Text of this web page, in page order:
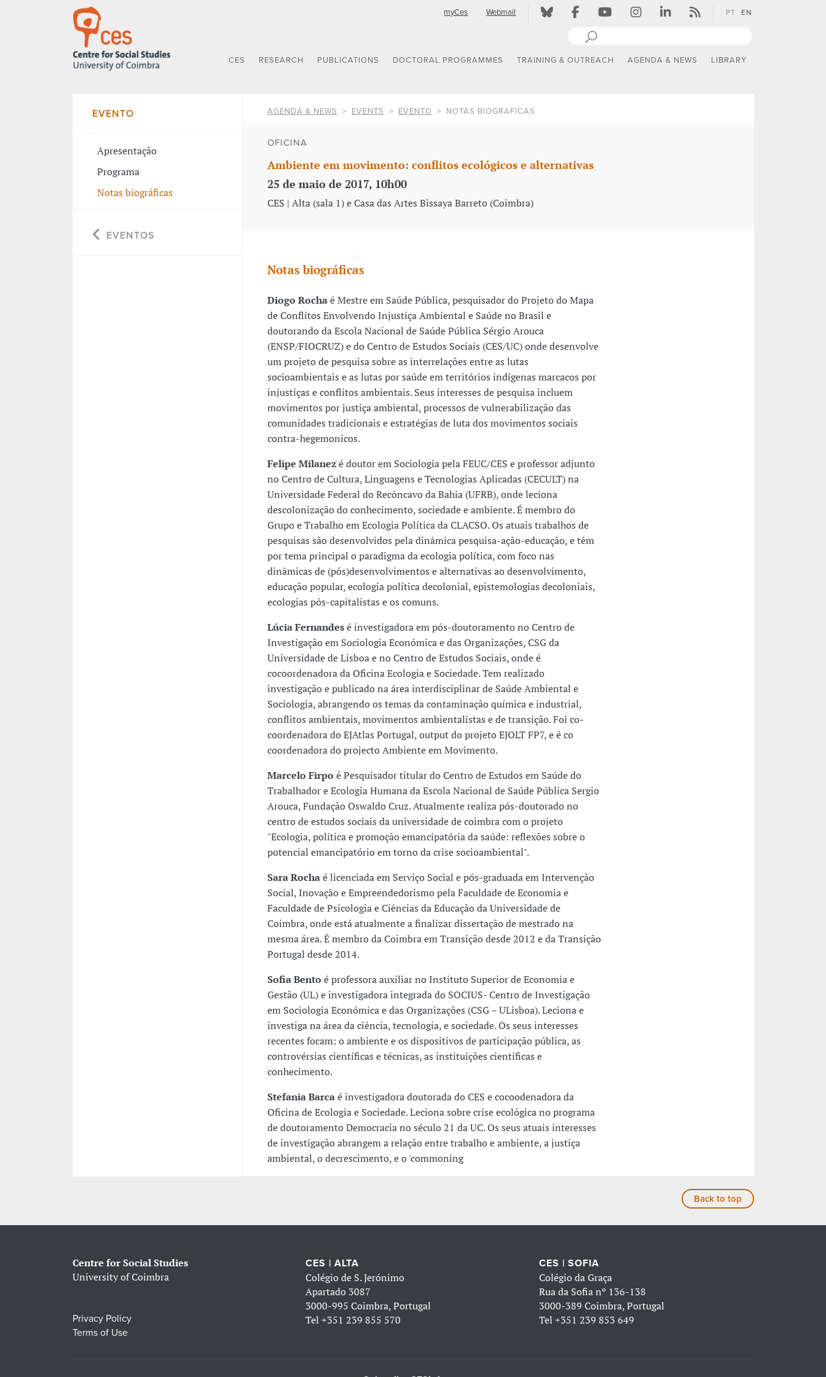
myCes Webmail PT EN
CES RESEARCH PUBLICATIONS DOCTORAL PROGRAMMES TRAINING & OUTREACH AGENDA & NEWS LIBRARY
EVENTO
Apresentação
Programa
Notas biográficas
EVENTOS
AGENDA & NEWS EVENTS EVENTO NOTAS BIOGRÁFICAS
OFICINA
Ambiente em movimento: conflitos ecológicos e alternativas
25 de maio de 2017, 10h00
CES | Alta (sala 1) e Casa das Artes Bissaya Barreto (Coimbra)
Notas biográficas
Diogo Rochaé Mestre em Saúde Pública, pesquisador do Projeto do Mapa
de Conflitos Envolvendo Injustiça Ambiental e Saúde no Brasil e
doutorando da Escola Nacional de Saúde Pública Sérgio Arouca
(ENSP/FIOCRUZ) e do Centro de Estudos Sociais (CES/UC) onde desenvolve
um projeto de pesquisa sobre as interrelações entre as lutas
socioambientais e as lutas por saúde em territórios indígenas marcacos por
injustiças e conflitos ambientais. Seus interesses de pesquisa incluem
movimentos por justiça ambiental, processos de vulnerabilização das
comunidades tradicionais e estratégias de luta dos movimentos sociais
contra-hegemonicos.
Felipe Milanezé doutor em Sociologia pela FEUC/CES e professor adjunto
no Centro de Cultura, Linguagens e Tecnologias Aplicadas (CECULT) na
Universidade Federal do Recôncavo da Bahia (UFRB), onde leciona
descolonização do conhecimento, sociedade e ambiente. É membro do
Grupo e Trabalho em Ecologia Política da CLACSO. Os atuais trabalhos de
pesquisas são desenvolvidos pela dinâmica pesquisa-ação-educação, e têm
por tema principal o paradigma da ecologia política, com foco nas
dinâmicas de (pós)desenvolvimentos e alternativas ao desenvolvimento,
educação popular, ecologia política decolonial, epistemologias decoloniais,
ecologias pós-capitalistas e os comuns.
Lúcia Fernandesé investigadora em pós-doutoramento no Centro de
Investigação em Sociologia Económica e das Organizações, CSG da
Universidade de Lisboa e no Centro de Estudos Sociais, onde é
cocoordenadora da Oficina Ecologia e Sociedade. Tem realizado
investigação e publicado na área interdisciplinar de Saúde Ambiental e
Sociologia, abrangendo os temas da contaminação química e industrial,
conflitos ambientais, movimentos ambientalistas e de transição. Foi co-
coordenadora do EJAtlas Portugal, output do projeto EJOLT FP7, e é co
coordenadora do projecto Ambiente em Movimento.
Marcelo Firpo é Pesquisador titular do Centro de Estudos em Saúde do
Trabalhador e Ecologia Humana da Escola Nacional de Saúde Pública Sergio
Arouca, Fundação Oswaldo Cruz. Atualmente realiza pós-doutorado no
centro de estudos sociais da universidade de coimbra com o projeto
"Ecologia, política e promoção emancipatória da saúde: reflexões sobre o
potencial emancipatório em torno da crise socioambiental".
Sara Rochaé licenciada em Serviço Social e pós-graduada em Intervenção
Social, Inovação e Empreendedorismo pela Faculdade de Economia e
Faculdade de Psicologia e Ciências da Educação da Universidade de
Coimbra, onde está atualmente a finalizar dissertação de mestrado na
mesma área. É membro da Coimbra em Transição desde 2012 e da Transição
Portugal desde 2014.
Sofia Bento é professora auxiliar no Instituto Superior de Economia e
Gestão (UL) e investigadora integrada do SOCIUS- Centro de Investigação
em Sociologia Económica e das Organizações (CSG – ULisboa). Leciona e
investiga na área da ciência, tecnologia, e sociedade. Os seus interesses
recentes focam: o ambiente e os dispositivos de participação pública, as
controvérsias científicas e técnicas, as instituições científicas e
conhecimento.
Stefania Barcaé investigadora doutorada do CES e cocoodenadora da
Oficina de Ecologia e Sociedade. Leciona sobre crise ecológica no programa
de doutoramento Democracia no século 21 da UC. Os seus atuais interesses
de investigação abrangem a relação entre trabalho e ambiente, a justiça
ambiental, o decrescimento, e o 'commoning
Back to top
Centre for Social Studies
University of Coimbra
Privacy Policy
Terms of Use
CES | ALTA
Colégio de S. Jerónimo
Apartado 3087
3000-995 Coimbra, Portugal
Tel+351 239 855 570
CES | SOFIA
Colégio da Graça
Rua da Sofia nº 136-138
3000-389 Coimbra, Portugal
Tel +351 239 853 649